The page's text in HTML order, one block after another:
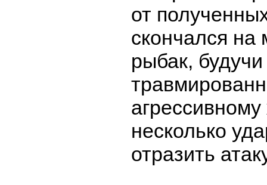
от
скончался на
рыбак, будучи
несколько
отразить